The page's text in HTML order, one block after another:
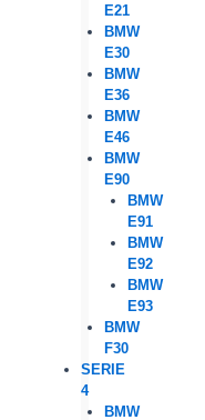
E21
BMW
E30
BMW
E36
BMW
E46
BMW
E90
BMW
E91
BMW
E92
BMW
E93
BMW
F30
SERIE
4
BMW